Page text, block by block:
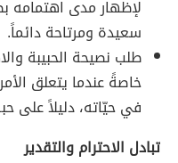
لإظهار مدى اهتمامه
سعيدة ومرتاحة دائماً.
طلب نصيحة الحبيبة
خاصةً عندما يتعلق
في حيّاته، دليلاً على
تبادل الاحترام والتقدير